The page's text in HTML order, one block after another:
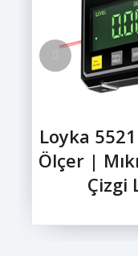
Loyka
Ölçer |
Çizgi